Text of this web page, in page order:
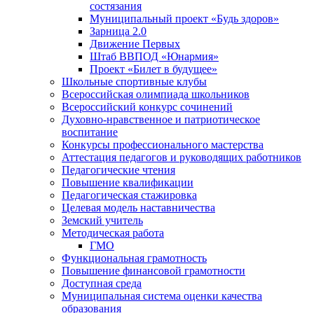
состязания
Муниципальный проект «Будь здоров»
Зарница 2.0
Движение Первых
Штаб ВВПОД «Юнармия»
Проект «Билет в будущее»
Школьные спортивные клубы
Всероссийская олимпиада школьников
Всероссийский конкурс сочинений
Духовно-нравственное и патриотическое
воспитание
Конкурсы профессионального мастерства
Аттестация педагогов и руководящих работников
Педагогические чтения
Повышение квалификации
Педагогическая стажировка
Целевая модель наставничества
Земский учитель
Методическая работа
ГМО
Функциональная грамотность
Повышение финансовой грамотности
Доступная среда
Муниципальная система оценки качества
образования